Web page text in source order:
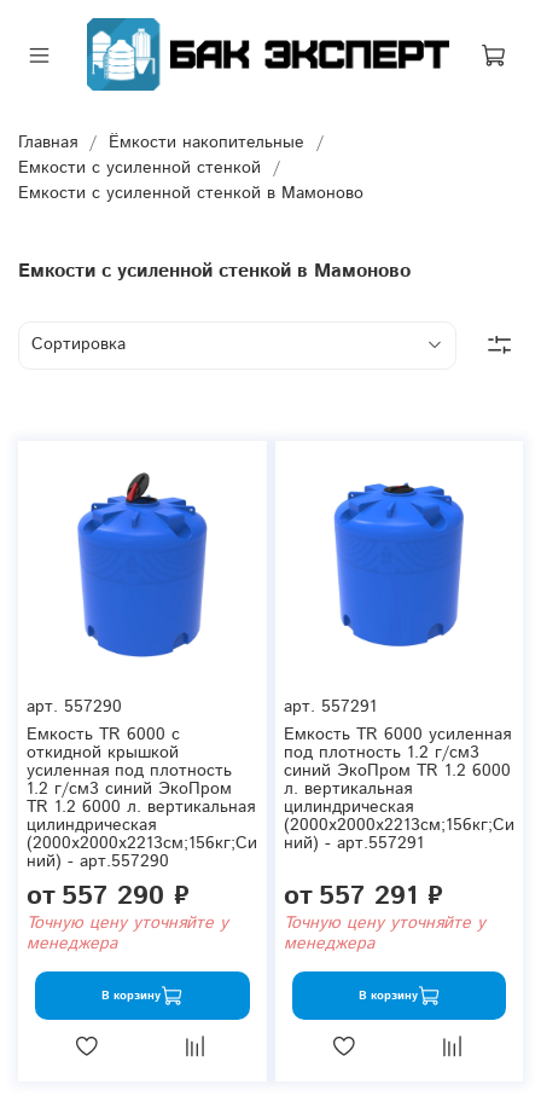
Главная
Ёмкости накопительные
Емкости с усиленной стенкой
Емкости с усиленной стенкой в Мамоново
Емкости с усиленной стенкой в Мамоново
арт. 557290
Емкость TR 6000 с
откидной крышкой
усиленная под плотность
1.2 г/см3 синий ЭкоПром
TR 1.2 6000 л. вертикальная
цилиндрическая
(2000x2000x2213см;156кг;Си
ний) - арт.557290
от557 290 ₽
Точную цену уточняйте у
менеджера
В корзину
арт. 557291
Емкость TR 6000 усиленная
под плотность 1.2 г/см3
синий ЭкоПром TR 1.2 6000
л. вертикальная
цилиндрическая
(2000x2000x2213см;156кг;Си
ний) - арт.557291
от557 291 ₽
Точную цену уточняйте у
менеджера
В корзину